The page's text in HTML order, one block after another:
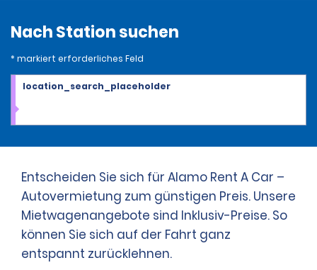
Nach Station suchen
* markiert erforderliches Feld
location_search_placeholder
Entscheiden Sie sich für Alamo Rent A Car –
Autovermietung zum günstigen Preis. Unsere
Mietwagenangebote sind Inklusiv-Preise. So
können Sie sich auf der Fahrt ganz
entspannt zurücklehnen.